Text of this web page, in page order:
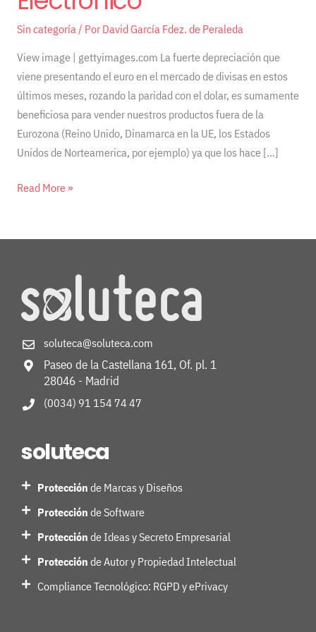
Sin categoría/ Por David García Fdez. de Peraleda
View image | gettyimages.com La fuerte depreciación que
viene presentando el euro en el mercado de divisas en estos
últimos meses, rozando la paridad con el dolar, es sumamente
beneficiosa para vender nuestros productos fuera de la
Eurozona (Reino Unido, Dinamarca en la UE, los Estados
Unidos de Norteamerica, por ejemplo) ya que los hace […]
Electrónico
Read More »
soluteca@soluteca.com
Paseo de la Castellana 161, Of. pl. 1
28046 - Madrid
(0034) 91 154 74 47
soluteca
Protección de Marcas y Diseños
Protección de Software
Protección de Ideas y Secreto Empresarial
Protección de Autor y Propiedad Intelectual
Compliance Tecnológico: RGPD y ePrivacy